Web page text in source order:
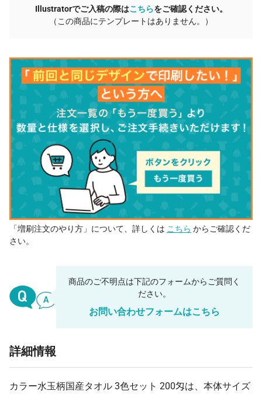
Illustratorでご入稿の際はこちらをご確認ください。
（この商品にテンプレートはありません。）
「増刷注文のやり方」について、詳しくは こちら からご確認くだ
さい。
商品のご不明点は下記のフォームからご質問く
ださい。
お問い合わせフォームはこちら
詳細情報
カラー水玉柄国産タオル 3色セット 200匁は、本体サイズ